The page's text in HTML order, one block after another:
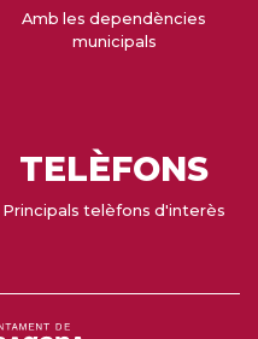
Amb les dependències
municipals
TELÈFONS
Principals telèfons d'interès